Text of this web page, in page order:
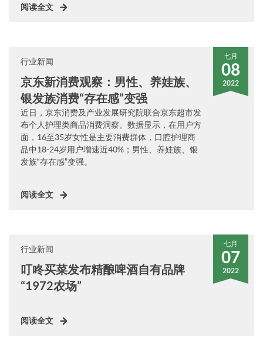
阅读全文
七月
08
2022
行业新闻
京东新消费观察：男性、养娃族、
银发族消费“存在感”变强
近日，京东消费及产业发展研究院联合京东超市发
布个人护理类商品消费洞察。数据显示，在用户方
面，16至35岁女性是主要消费群体，口腔护理商
品中18-24岁用户增速近40%；男性、养娃族、银
发族“存在感”变强。
阅读全文
七月
07
2022
行业新闻
叮咚买菜发布精酿啤酒自有品牌
“1972农场”
阅读全文